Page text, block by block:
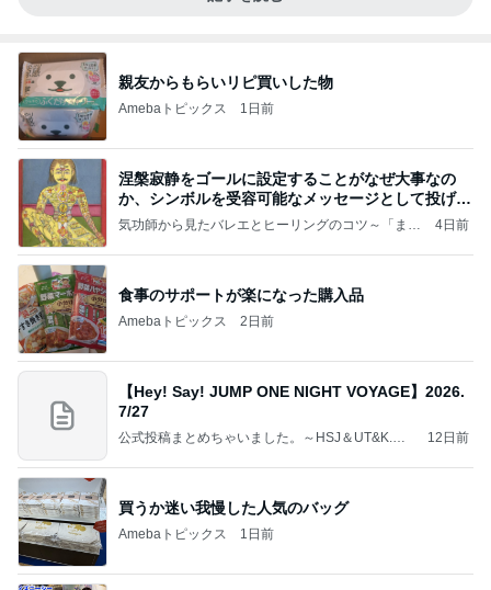
親友からもらいリピ買いした物
Amebaトピックス 1日前
涅槃寂静をゴールに設定することがなぜ大事なの
か、シンボルを受容可能なメッセージとして投げる
ことが
気功師から見たバレエとヒーリングのコツ～「まと
4日前
食事のサポートが楽になった購入品
Amebaトピックス 2日前
【Hey! Say! JUMP ONE NIGHT VOYAGE】2026.
7/27
公式投稿まとめちゃいました。～HSJ＆UT&K.O.
12日前
買うか迷い我慢した人気のバッグ
Amebaトピックス 1日前